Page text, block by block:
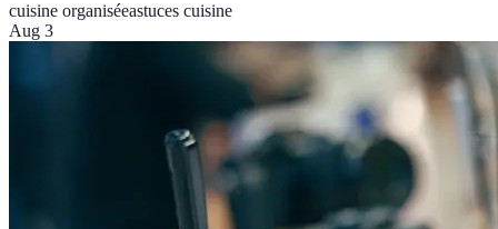
cuisine organiséeastuces cuisine
Aug 3